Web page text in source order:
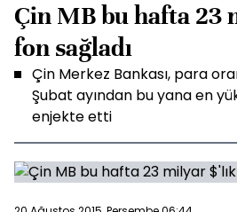
Çin MB bu hafta 23
fon sağladı
Çin Merkez Bankası, para
Şubat ayından bu yana en
enjekte etti